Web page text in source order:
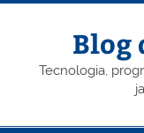
Skip
Blog
Tecnologia,